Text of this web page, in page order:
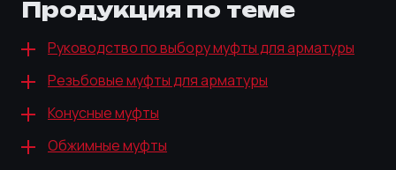
Продукция по теме
Руководство по выбору муфты для арматуры
Резьбовые муфты для арматуры
Конусные муфты
Обжимные муфты